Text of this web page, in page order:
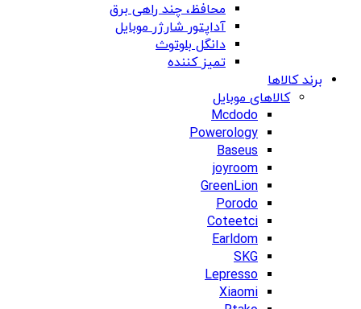
محافظ، چند راهی برق
آداپتور شارژر موبایل
دانگل بلوتوث
تمیز کننده
برند کالاها
کالاهای موبایل
Mcdodo
Powerology
Baseus
joyroom
GreenLion
Porodo
Coteetci
Earldom
SKG
Lepresso
Xiaomi